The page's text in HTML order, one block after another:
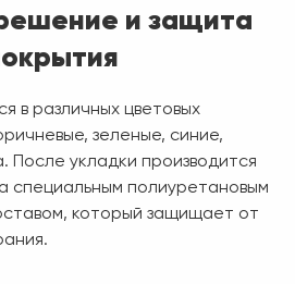
и защита
в различных цветовых
зеленые, синие,
После укладки производится
специальным полиуретановым
который защищает от